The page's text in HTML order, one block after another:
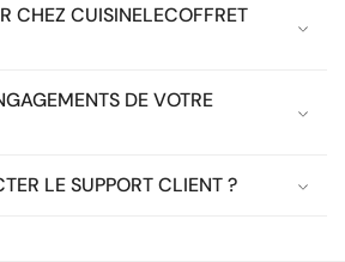
CHEZ CUISINELECOFFRET
DE VOTRE
LE SUPPORT CLIENT ?